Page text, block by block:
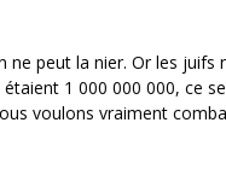
ne peut la nier. Or les juifs
1 000 000 000, ce
voulons vraiment